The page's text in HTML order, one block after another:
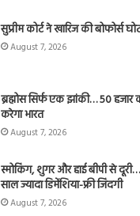
सुप्रीम कोर्ट ने खारिज की बोफोर्स
August 7, 2026
ब्रह्मोस सिर्फ एक झांकी… 50 हजार
करेगा भारत
August 7, 2026
स्मोकिंग, शुगर और हाई बीपी से
साल ज्यादा डिमेंशिया-फ्री जिंदगी
August 7, 2026